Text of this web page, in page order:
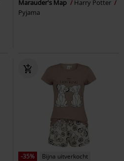
Marauder's Map
Harry Potter
Pyjama
-35%
Bijna uitverkocht